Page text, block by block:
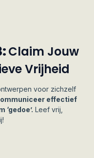
Claim Jouw
Vrijheid
voor zichzelf
effectief
‘gedoe’. Leef vrij,